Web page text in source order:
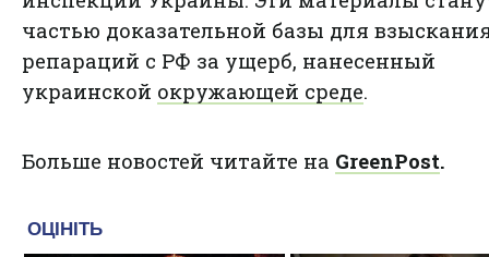
частью доказательной базы для
репараций с РФ за ущерб, нанесенный
украинской окружающей среде.
Больше новостей читайте на GreenPost.